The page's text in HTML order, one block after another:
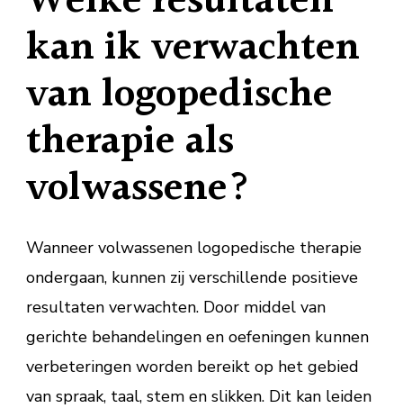
kan ik verwachten
van logopedische
therapie als
volwassene?
Wanneer volwassenen logopedische therapie
ondergaan, kunnen zij verschillende positieve
resultaten verwachten. Door middel van
gerichte behandelingen en oefeningen kunnen
verbeteringen worden bereikt op het gebied
van spraak, taal, stem en slikken. Dit kan leiden